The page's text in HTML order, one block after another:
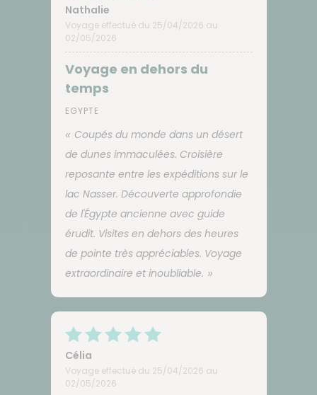
Nathalie
Voyage effectué du 25/04/2026 au
02/05/2026
Voyage en dehors du
temps
EGYPTE
Coupés du monde dans un désert
de dunes immaculées. Croisière
reposante entre les expéditions sur le
lac Nasser. Découverte approfondie
de l'Égypte ancienne avec guide
érudit. Visites en dehors des heures
de pointe très appréciables. Voyage
extraordinaire et inoubliable.
Célia
Voyage effectué du 25/04/2026 au
02/05/2026